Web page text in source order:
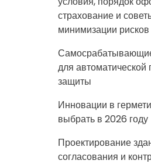
страхование и
минимизации рисков
для автоматической
защиты
Инновации в
выбрать в 2026 году
Проектирование
согласования и